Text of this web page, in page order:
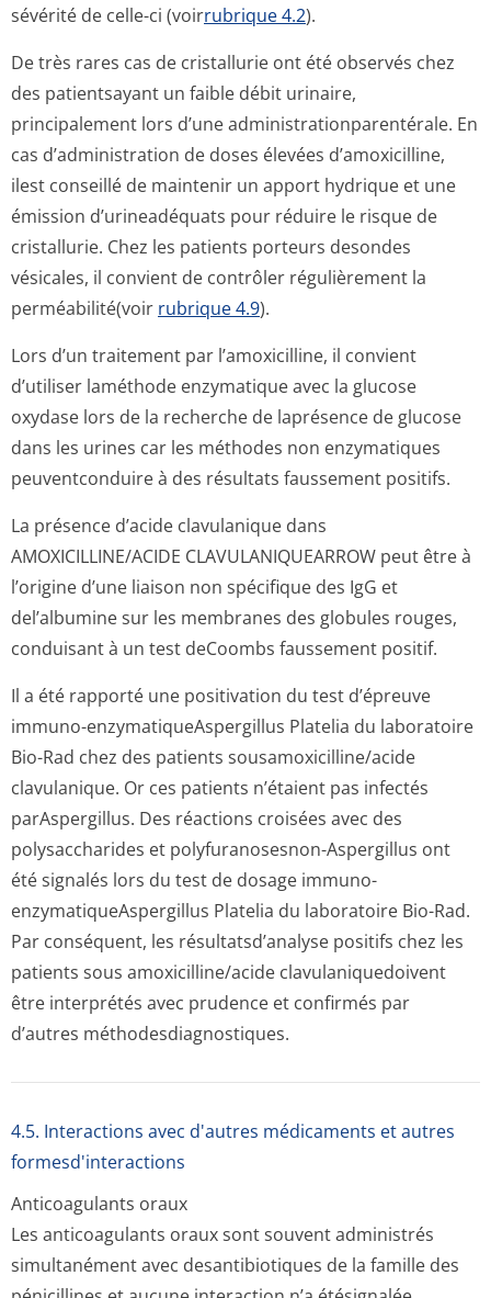
sévérité de celle-ci (voirrubrique 4.2).
De très rares cas de cristallurie ont été observés chez
des patientsayant un faible débit urinaire,
principalement lors d’une administration­parentérale. En
cas d’administration de doses élevées d’amoxicilline,
ilest conseillé de maintenir un apport hydrique et une
émission d’urineadéquats pour réduire le risque de
cristallurie. Chez les patients porteurs desondes
vésicales, il convient de contrôler régulièrement la
perméabilité(voir rubrique 4.9).
Lors d’un traitement par l’amoxicilline, il convient
d’utiliser laméthode enzymatique avec la glucose
oxydase lors de la recherche de laprésence de glucose
dans les urines car les méthodes non enzymatiques
peuventconduire à des résultats faussement positifs.
La présence d’acide clavulanique dans
AMOXICILLINE/ACIDE CLAVULANIQUEARROW peut être à
l’origine d’une liaison non spécifique des IgG et
del’albumine sur les membranes des globules rouges,
conduisant à un test deCoombs faussement positif.
Il a été rapporté une positivation du test d’épreuve
immuno-enzymatiqueAs­pergillus Platelia du laboratoire
Bio-Rad chez des patients sousamoxicilli­ne/acide
clavulanique. Or ces patients n’étaient pas infectés
parAspergillus. Des réactions croisées avec des
polysaccharides et polyfuranosesnon-Aspergillus ont
été signalés lors du test de dosage immuno-
enzymatiqueAs­pergillus Platelia du laboratoire Bio-Rad.
Par conséquent, les résultatsd’analyse positifs chez les
patients sous amoxicilline/acide clavulaniquedoivent
être interprétés avec prudence et confirmés par
d’autres méthodesdiagnos­tiques.
4.5. Interactions avec d'autres médicaments et autres
formesd'interactions
Anticoagulants oraux
Les anticoagulants oraux sont souvent administrés
simultanément avec desantibiotiques de la famille des